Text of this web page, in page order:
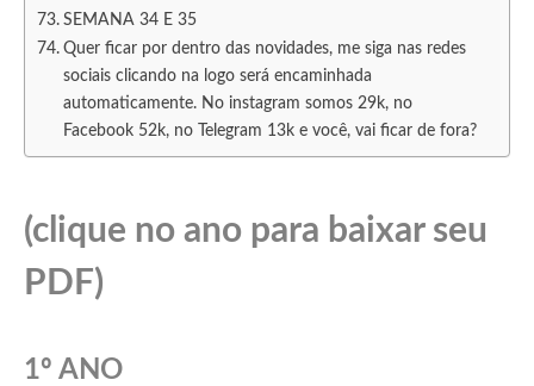
SEMANA 34 E 35
Quer ficar por dentro das novidades, me siga nas redes
sociais clicando na logo será encaminhada
automaticamente. No instagram somos 29k, no
Facebook 52k, no Telegram 13k e você, vai ficar de fora?
(clique no ano para baixar seu
PDF)
1º ANO